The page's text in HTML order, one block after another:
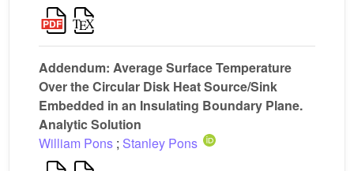
Addendum: Average Surface Temperature
Over the Circular Disk Heat Source/Sink
Embedded in an Insulating Boundary Plane.
Analytic Solution
William Pons ; Stanley Pons